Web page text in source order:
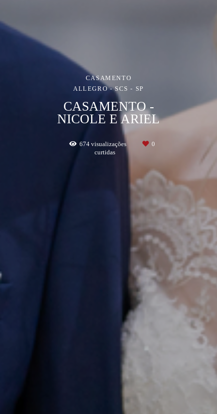
CASAMENTO
ALLEGRO - SCS - SP
CASAMENTO -
NICOLE E ARIEL
674 visualizações
0
curtidas